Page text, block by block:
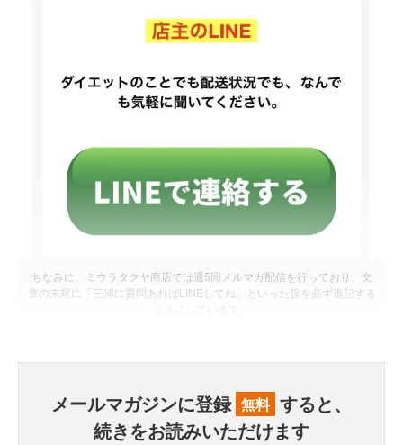
ちなみに、ミウラタクヤ商店では週5回メルマガ配信を行っており、文
章の末尾に「三浦に質問あればLINEしてね」といった旨を必ず追記する
メールマガジンに登録 無料 すると、
続きをお読みいただけます